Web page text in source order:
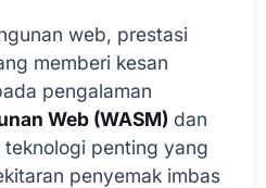
web, prestasi
memberi kesan
pengalaman
Web (WASM) dan
penting yang
penyemak imbas